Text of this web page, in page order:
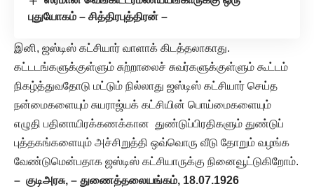
புதுயோகம் – சித்திரபுத்திரன் –
இனி, ஜஸ்டிஸ் கட்சியார் வாளாக் கிடத்தலாகாது.
கட்டடங்களுக்குள்ளும் சுற்றாலைச் சுவர்களுக்குள்ளும் கூட்டம்
நிகழ்த்துவதோடு மட்டும் நில்லாது ஜஸ்டிஸ் கட்சியார் செய்த
நன்மைகளையும் சுயராஜ்யக் கட்சியின் பொய்மைகளையும்
எழுதி பதினாயிரக்கணக்கான துண்டுப்பிரதிகளும் துண்டுப்
புத்தகங்களையும் அச்சிறுத்தி ஒவ்வொரு வீடு தோறும் வழங்க
வேண்டுமென்பதாக ஜஸ்டிஸ் கட்சியாருக்கு நினைவூட்டுகிறோம்.
– குடிஅரசு, – துணைத்தலையங்கம், 18.07.1926